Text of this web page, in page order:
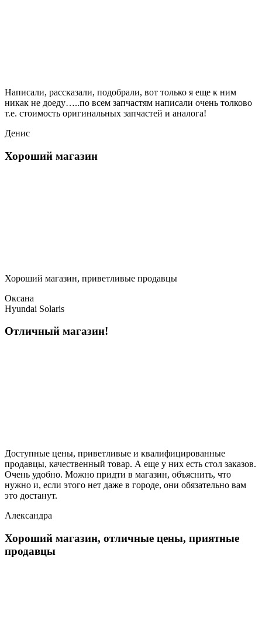
Написали, рассказали, подобрали, вот только я еще к ним
никак не доеду…..по всем запчастям написали очень толково
т.е. стоимость оригинальных запчастей и аналога!
Денис
Хороший магазин
Хороший магазин, приветливые продавцы
Оксана
Hyundai Solaris
Отличный магазин!
Доступные цены, приветливые и квалифицированные
продавцы, качественный товар. А еще у них есть стол заказов.
Очень удобно. Можно придти в магазин, объяснить, что
нужно и, если этого нет даже в городе, они обязательно вам
это достанут.
Александра
Хороший магазин, отличные цены, приятные
продавцы